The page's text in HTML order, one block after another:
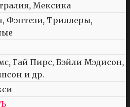
Мексика
Фэнтези, Триллеры,
Гай Пирс, Бэйли Мэдисон,
и др.